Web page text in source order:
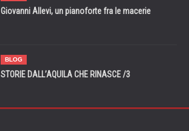
Giovanni Allevi, un pianoforte fra le macerie
BLOG
STORIE DALL’AQUILA CHE RINASCE /3